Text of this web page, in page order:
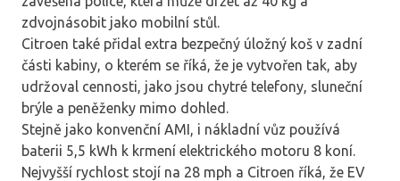
zdvojnásobit jako mobilní stůl.
Citroen také přidal extra bezpečný úložný koš v zadní
části kabiny, o kterém se říká, že je vytvořen tak, aby
udržoval cennosti, jako jsou chytré telefony, sluneční
brýle a peněženky mimo dohled.
Stejně jako konvenční AMI, i nákladní vůz používá
baterii 5,5 kWh k krmení elektrického motoru 8 koní.
Nejvyšší rychlost stojí na 28 mph a Citroen říká, že EV